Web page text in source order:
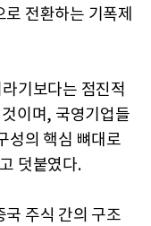
전환하는 기폭제
기보다는 점진적
이며, 국영기업들
성의 핵심 뼈대로
덧붙였다.
국 주식 간의 구조